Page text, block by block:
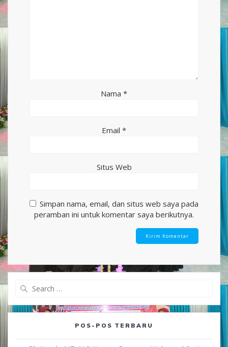
Nama *
Email *
Situs Web
Simpan nama, email, dan situs web saya pada
peramban ini untuk komentar saya berikutnya.
POS-POS TERBARU